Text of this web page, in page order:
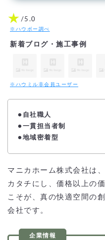
★ /5.0
※ハウボー調べ
新着ブログ・施工事例
※ハウミル非会員ユーザー
●自社職人
●一貫担当者制
●地域密着型
マニカホーム株式会社は
カタチにし、価格以上の
こそが、真の快適空間の
会社です。